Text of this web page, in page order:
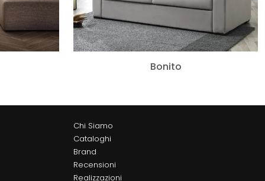
Bonito
Chi Siamo
Cataloghi
Brand
Recensioni
Realizzazioni